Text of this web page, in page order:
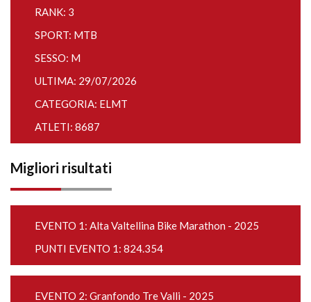
RANK: 3
SPORT: MTB
SESSO: M
ULTIMA: 29/07/2026
CATEGORIA: ELMT
ATLETI: 8687
Migliori risultati
EVENTO 1: Alta Valtellina Bike Marathon - 2025
PUNTI EVENTO 1: 824.354
EVENTO 2: Granfondo Tre Valli - 2025